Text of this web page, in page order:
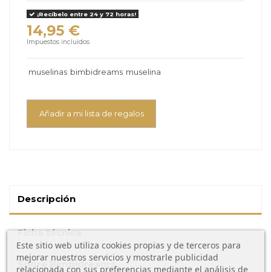
¡Recíbelo entre 24 y 72 horas!
14,95 €
Impuestos incluidos
muselinas bimbidreams muselina
Añadir a mi lista de regalos
Descripción
Ficha técnica
Sobre Bimbidreams
Este sitio web utiliza cookies propias y de terceros para
mejorar nuestros servicios y mostrarle publicidad
relacionada con sus preferencias mediante el análisis de